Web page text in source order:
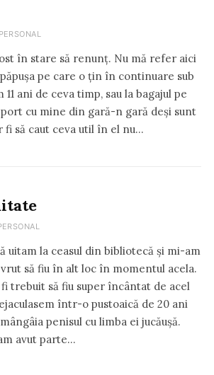
PERSONAL
în stare să renunț. Nu mă refer aici
pe care o țin în continuare sub
ani de ceva timp, sau la bagajul pe
cu mine din gară-n gară deși sunt
fi să caut ceva util în el nu…
uitam la ceasul din bibliotecă și mi-am
vrut să fiu în alt loc în momentul acela.
trebuit să fiu super încântat de acel
într-o pustoaică de 20 ani
penisul cu limba ei jucăușă.
avut parte…